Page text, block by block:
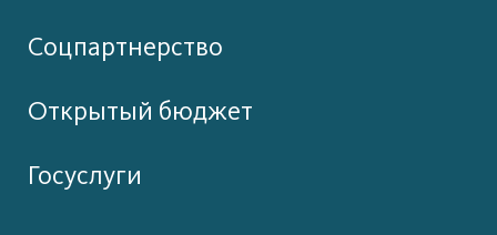
Соцпартнерство
Открытый бюджет
Госуслуги